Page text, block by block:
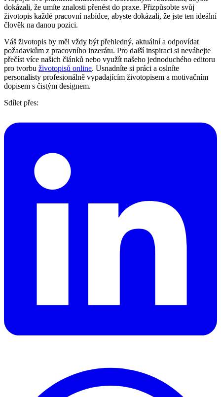
dokázali, že umíte znalosti přenést do praxe. Přizpůsobte svůj
životopis každé pracovní nabídce, abyste dokázali, že jste ten ideální
člověk na danou pozici.
Váš životopis by měl vždy být přehledný, aktuální a odpovídat
požadavkům z pracovního inzerátu. Pro další inspiraci si neváhejte
přečíst více našich článků nebo využít našeho jednoduchého editoru
pro tvorbu životopisů online. Usnadníte si práci a oslníte
personalisty profesionálně vypadajícím životopisem a motivačním
dopisem s čistým designem.
Sdílet přes: